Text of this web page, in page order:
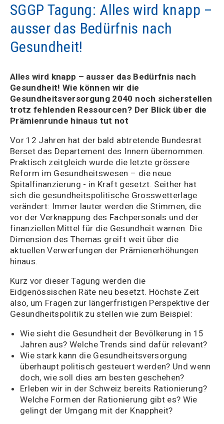
SGGP Tagung: Alles wird knapp –
ausser das Bedürfnis nach
Gesundheit!
Alles wird knapp – ausser das Bedürfnis nach
Gesundheit! Wie können wir die
Gesundheitsversorgung 2040 noch sicherstellen
trotz fehlenden Ressourcen? Der Blick über die
Prämienrunde hinaus tut not
Vor 12 Jahren hat der bald abtretende Bundesrat
Berset das Departement des Innern übernommen.
Praktisch zeitgleich wurde die letzte grössere
Reform im Gesundheitswesen – die neue
Spitalfinanzierung - in Kraft gesetzt. Seither hat
sich die gesundheitspolitische Grosswetterlage
verändert: Immer lauter werden die Stimmen, die
vor der Verknappung des Fachpersonals und der
finanziellen Mittel für die Gesundheit warnen. Die
Dimension des Themas greift weit über die
aktuellen Verwerfungen der Prämienerhöhungen
hinaus.
Kurz vor dieser Tagung werden die
Eidgenössischen Räte neu besetzt. Höchste Zeit
also, um Fragen zur längerfristigen Perspektive der
Gesundheitspolitik zu stellen wie zum Beispiel:
Wie sieht die Gesundheit der Bevölkerung in 15
Jahren aus? Welche Trends sind dafür relevant?
Wie stark kann die Gesundheitsversorgung
überhaupt politisch gesteuert werden? Und wenn
doch, wie soll dies am besten geschehen?
Erleben wir in der Schweiz bereits Rationierung?
Welche Formen der Rationierung gibt es? Wie
gelingt der Umgang mit der Knappheit?